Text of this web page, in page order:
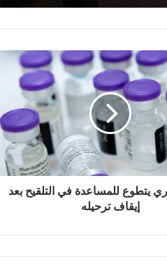
يتطوع للمساعدة في التلقيح بعد
إيقاف ترحيله